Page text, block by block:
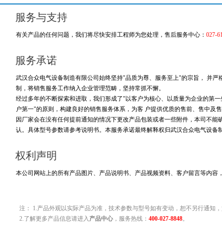
服务与支持
有关产品的任何问题，我们将尽快安排工程师为您处理，售后服务中心： 027-
服务承诺
武汉合众电气设备制造有限公司始终坚持"品质为尊、服务至上"的宗旨， 并
制，将销售服务工作纳入企业管理范畴，坚持常抓不懈。
经过多年的不断探索和进取，我们形成了"以客户为核心、以质量为企业的第
户第一"的原则，构建良好的销售服务体系，为客 户提供优质的售前、售中及
因厂家会在没有任何提前通知的情况下更改产品包装或者一些附件，本司不
认。具体型号参数请参考说明书。本服务承诺最终解释权归武汉合众电气设备
权利声明
本公司网站上的所有产品图片、产品说明书、产品视频资料、客户留言等内
注： 1.产品外观以实际产品为准，技术参数与型号如有变动，恕不另行通知
2.了解更多产品信息请进入 产品中心 ，服务热线： 400-027-8848。